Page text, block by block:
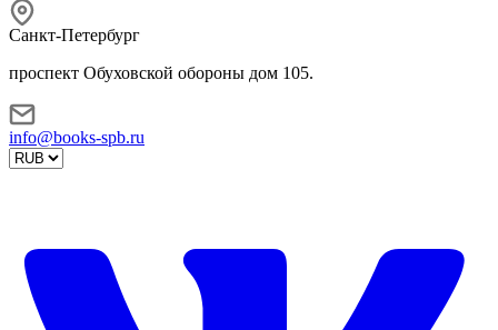
Санкт-Петербург
проспект Обуховской обороны дом 105.
info@books-spb.ru